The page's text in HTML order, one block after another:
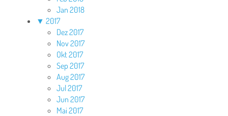
Jan 2018
▼ 2017
Dez 2017
Nov 2017
Okt 2017
Sep 2017
Aug 2017
Jul 2017
Jun 2017
Mai 2017